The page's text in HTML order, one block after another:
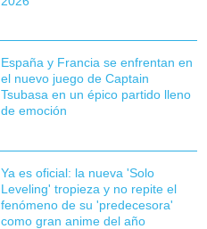
España y Francia se enfrentan en
el nuevo juego de Captain
Tsubasa en un épico partido lleno
de emoción
Ya es oficial: la nueva 'Solo
Leveling' tropieza y no repite el
fenómeno de su 'predecesora'
como gran anime del año